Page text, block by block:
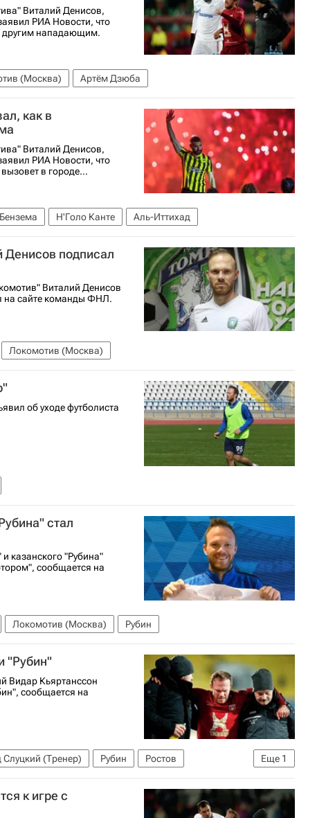
Виталий Денисов,
РИА Новости, что
другим нападающим.
(Москва) Артём Дзюба
как в
Виталий Денисов,
РИА Новости, что
в городе...
Н'Голо Канте Аль-Иттихад
Денисов подписал
Виталий Денисов
на сайте команды ФНЛ.
Локомотив (Москва)
об уходе футболиста
стал
казанского "Рубина"
сообщается на
Локомотив (Москва) Рубин
"Рубин"
Видар Кьяртанссон
сообщается на
Еще 1
Слуцкий (Тренер) Рубин
Ростов
к игре с